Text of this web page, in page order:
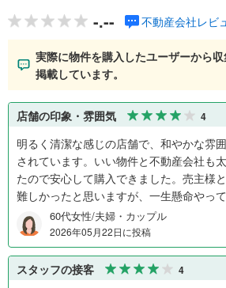
-.-- 不動産会社レビ
実際に物件を購入したユーザーから
掲載しています。
店舗の印象・雰囲気 4
明るく清潔な感じの店舗で、和やかな雰
されています。いい物件と不動産会社も
たので安心して購入できました。売主様
難しかったと思いますが、一生懸命やっ
60代女性/夫婦・カップル
2026年05月22日に投稿
スタッフの接客 4